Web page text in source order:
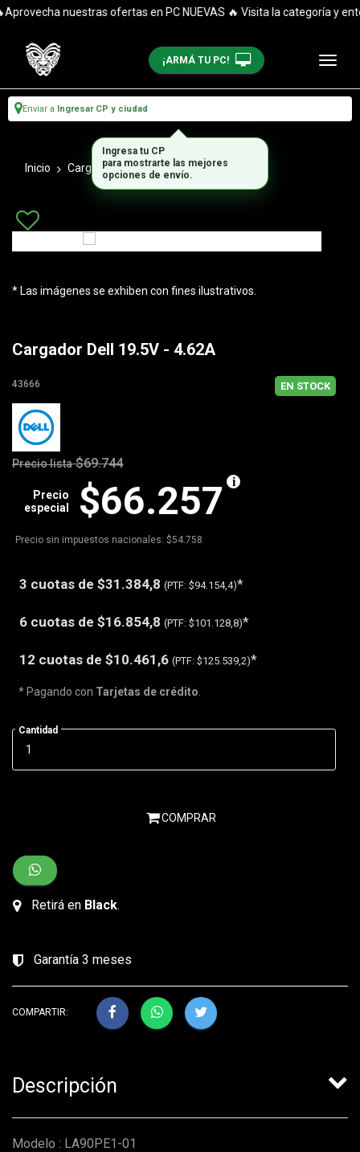
nuestras ofertas en PC NUEVAS 🔥 Visita la categoría y
¡ARMÁ TU PC!
Enviar a Ingresar CP y ciudad
Inicio Cargadores Notebooks 195v
* Las imágenes se exhiben con fines ilustrativos.
Cargador Dell 19.5V - 4.62A
43666 EN STOCK
Precio lista $69.744
$66.257
Precio
especial
Precio sin impuestos nacionales: $54.758
3 cuotas de $31.384,8 (PTF: $94.154,4)*
6 cuotas de $16.854,8 (PTF: $101.128,8)*
12 cuotas de $10.461,6 (PTF: $125.539,2)*
* Pagando con Tarjetas de crédito
Cantidad
COMPRAR
Retirá en Black.
Garantía 3 meses
COMPARTIR:
Descripción
Modelo : LA90PE1-01
Ingresa tu CP
para mostrarte las mejores
opciones de envío.